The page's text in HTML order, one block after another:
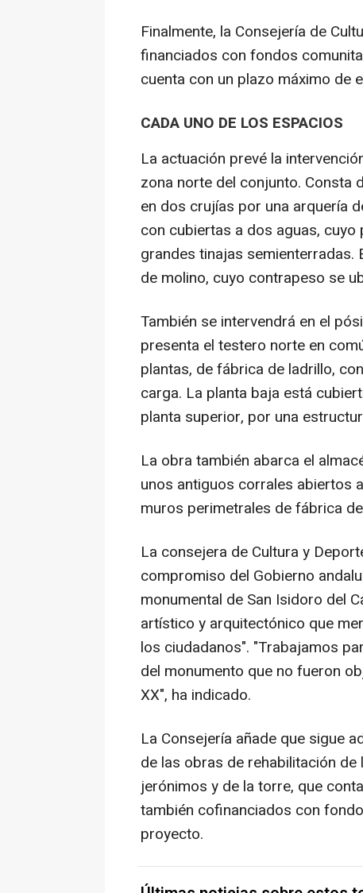
Finalmente, la Consejería de
financiados con fondos
cuenta con un plazo máximo de
CADA UNO DE LOS ESPACIOS
La actuación prevé la
zona norte del conjunto. Consta
en dos crujías por una arquería
con cubiertas a dos aguas,
grandes tinajas
de molino, cuyo contrapeso se
También se intervendrá en el
presenta el testero norte en
plantas, de fábrica de ladrillo,
carga. La planta baja está
planta superior, por una
La obra también abarca el
unos antiguos corrales abiertos
muros perimetrales de fábrica
La consejera de Cultura y
compromiso del Gobierno
monumental de San Isidoro del
artístico y arquitectónico que
los ciudadanos". "Trabajamos
del monumento que no fueron
XX", ha indicado.
La Consejería añade que sigue
de las obras de rehabilitación
jerónimos y de la torre, que
también cofinanciados con
proyecto.